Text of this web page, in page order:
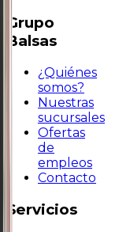
Grupo
Balsas
¿Quiénes
somos?
Nuestras
sucursales
Ofertas
de
empleos
Contacto
Servicios